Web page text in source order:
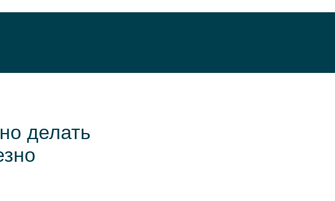
делать